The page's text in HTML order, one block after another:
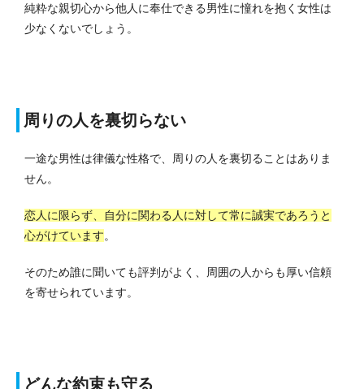
純粋な親切心から他人に奉仕できる男性に憧れを抱く女性は
少なくないでしょう。
周りの人を裏切らない
一途な男性は律儀な性格で、周りの人を裏切ることはありま
せん。
恋人に限らず、自分に関わる人に対して常に誠実であろうと
心がけています。
そのため誰に聞いても評判がよく、周囲の人からも厚い信頼
を寄せられています。
どんな約束も守る